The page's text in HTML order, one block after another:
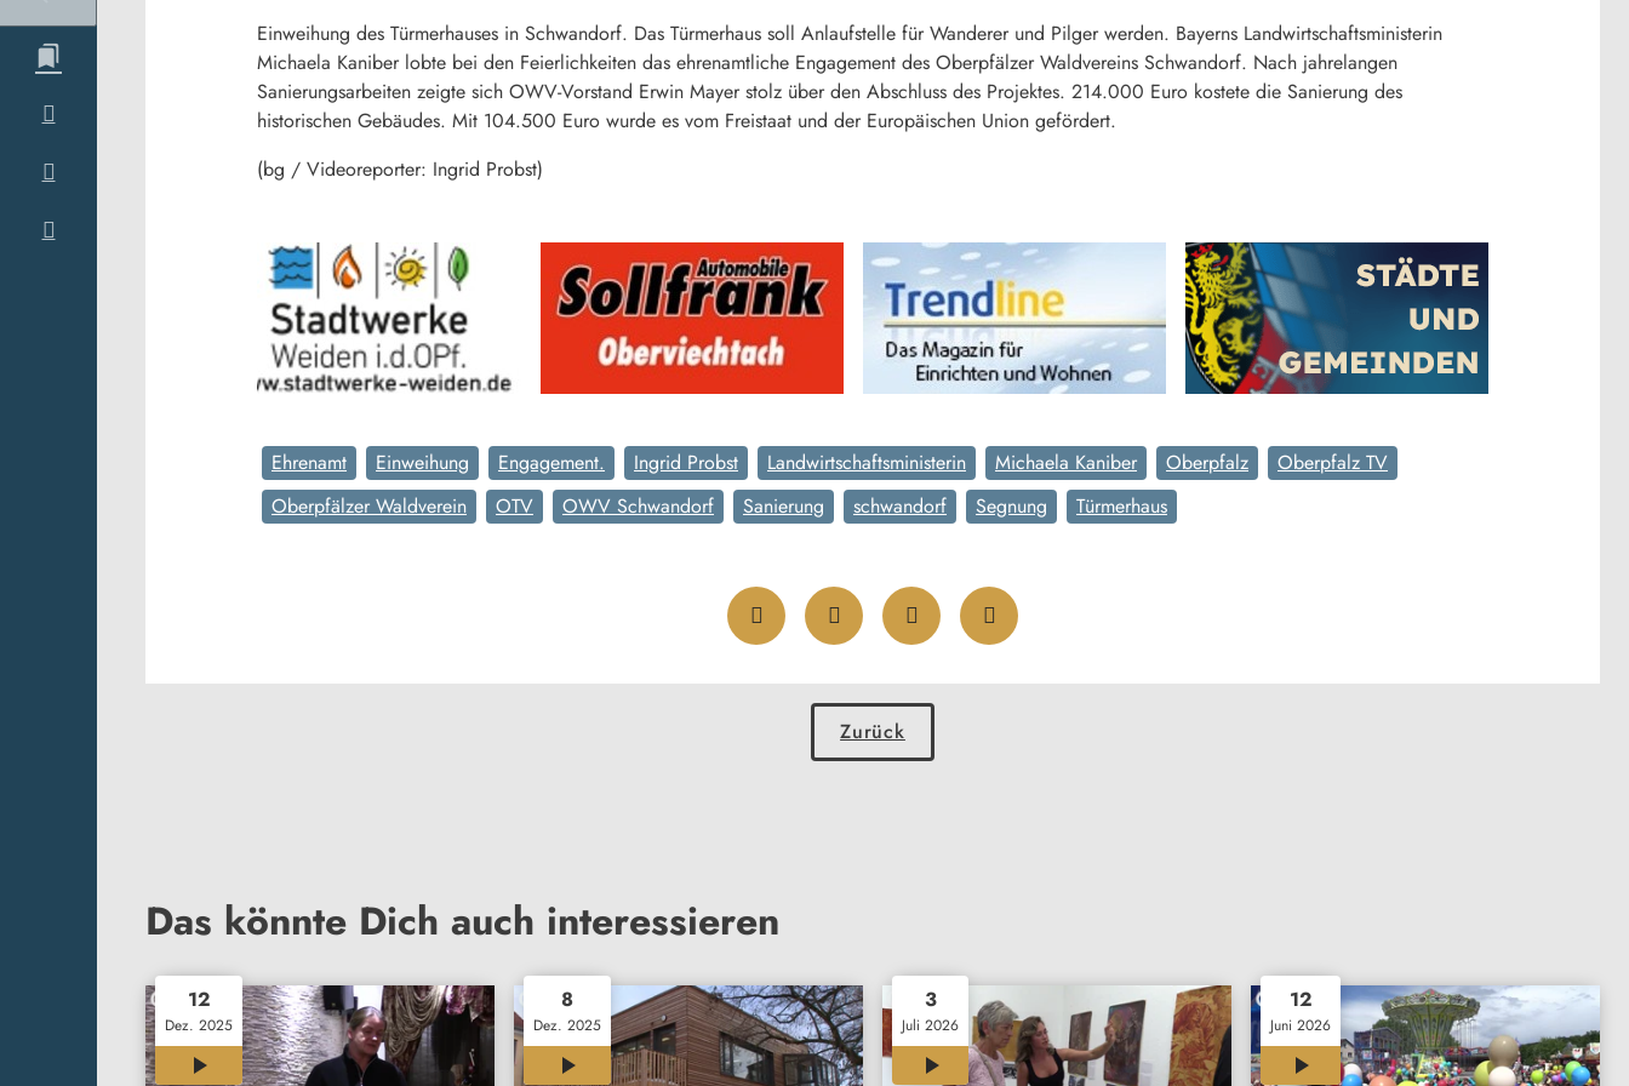
Einweihung des Türmerhauses in Schwandorf. Das Türmerhaus soll Anlaufstelle für Wanderer und Pilger werden. Bayerns Landwirtschaftsministerin
Michaela Kaniber lobte bei den Feierlichkeiten das ehrenamtliche Engagement des Oberpfälzer Waldvereins Schwandorf. Nach jahrelangen
Sanierungsarbeiten zeigte sich OWV-Vorstand Erwin Mayer stolz über den Abschluss des Projektes. 214.000 Euro kostete die Sanierung des
historischen Gebäudes. Mit 104.500 Euro wurde es vom Freistaat und der Europäischen Union gefördert.
(bg / Videoreporter: Ingrid Probst)
Ehrenamt Einweihung Engagement. Ingrid Probst Landwirtschaftsministerin Michaela Kaniber Oberpfalz
Oberpfalz TV
Oberpfälzer Waldverein
OTV OWV Schwandorf Sanierung schwandorf Segnung Türmerhaus
Zurück
Das könnte Dich auch interessieren
12
Dez. 2025
8
Dez. 2025
3
Juli 2026
12
Juni 2026